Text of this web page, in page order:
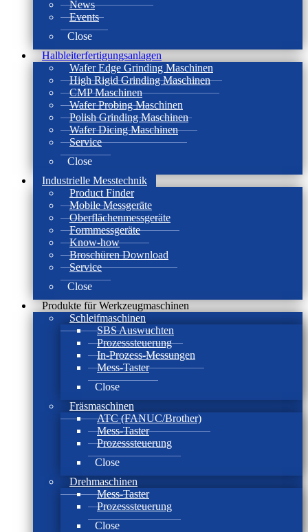
News
Events
Close
Halbleiterfertigungsanlagen
Wafer Edge Grinding Maschinen
High Rigid Grinding Maschinen
CMP Maschinen
Wafer Probing Maschinen
Polish Grinding Maschinen
Wafer Dicing Maschinen
Service
Close
Industrielle Messtechnik
Product Finder
Mobile Messgeräte
Oberflächenmessgeräte
Formmessgeräte
Know-how
Broschüren Download
Service
Close
Produkte für Werkzeugmaschinen
Schleifmaschinen
SBS Auswuchten
Prozesssteuerung
In-Prozess-Messungen
Mess-Taster
Close
Fräsmaschinen
ATC (FANUC/Brother)
Mess-Taster
Prozesssteuerung
Close
Drehmaschinen
Mess-Taster
Prozesssteuerung
Close